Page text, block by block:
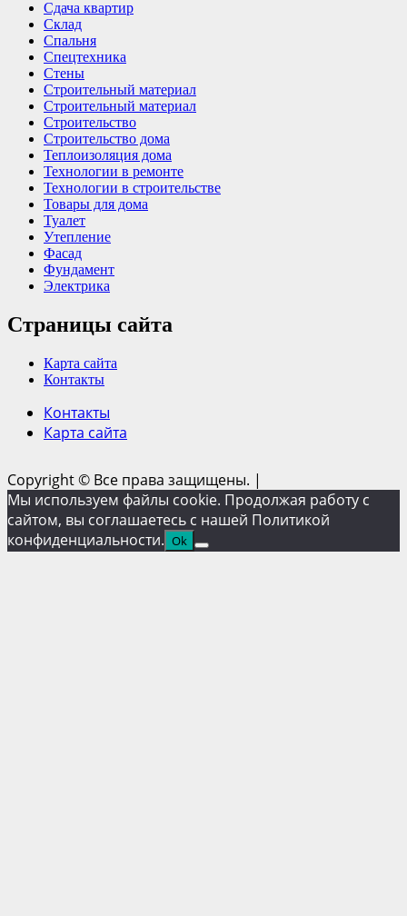
Сдача квартир
Склад
Спальня
Спецтехника
Стены
Строительный материал
Строительный материал
Строительство
Строительство дома
Теплоизоляция дома
Технологии в ремонте
Технологии в строительстве
Товары для дома
Туалет
Утепление
Фасад
Фундамент
Электрика
Страницы сайта
Карта сайта
Контакты
Контакты
Карта сайта
Copyright © Все права защищены. |
Мы используем файлы cookie. Продолжая работу с
сайтом, вы соглашаетесь с нашей Политикой
конфиденциальности. Ok